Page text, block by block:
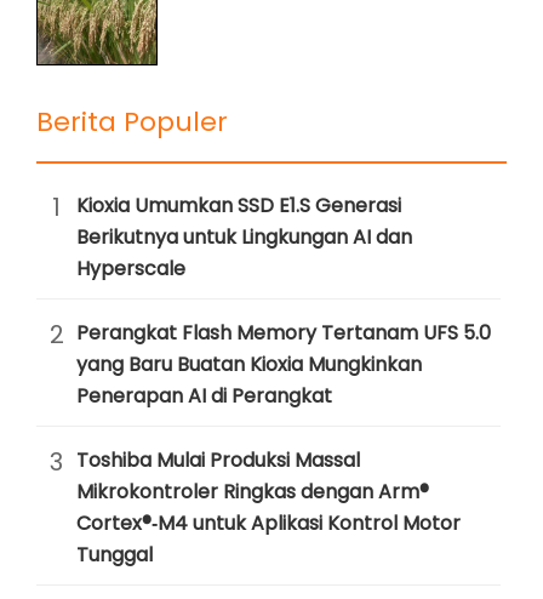
Berita Populer
1
Kioxia Umumkan SSD E1.S Generasi
Berikutnya untuk Lingkungan AI dan
Hyperscale
2 Perangkat Flash Memory Tertanam UFS 5.0
yang Baru Buatan Kioxia Mungkinkan
Penerapan AI di Perangkat
3 Toshiba Mulai Produksi Massal
Mikrokontroler Ringkas dengan Arm®
Cortex®‑M4 untuk Aplikasi Kontrol Motor
Tunggal